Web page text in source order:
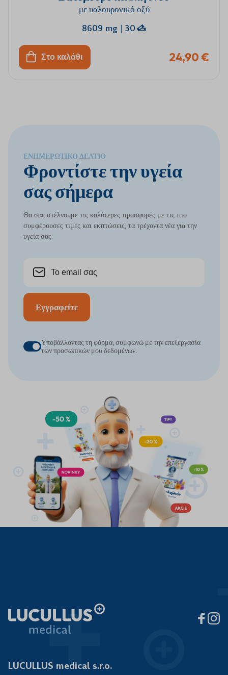
με υαλουρονικό οξύ
8609 mg | 30
Στο καλάθι 24,90 €
ΕΝΗΜΕΡΩΤΙΚΌ ΔΕΛΤΊΟ
Φροντίστε την υγεία
σας σήμερα
Θα σας στέλνουμε τις καλύτερες προσφορές με τις πιο
συμφέρουσες τιμές και εκπτώσεις, τα τρέχοντα νέα για την
υγεία σας.
Εγγραφείτε
Υποβάλλοντας τη φόρμα, συμφωνώ με την επεξεργασία
των προσωπικών μου δεδομένων.
LUCULLUS medical s.r.o.